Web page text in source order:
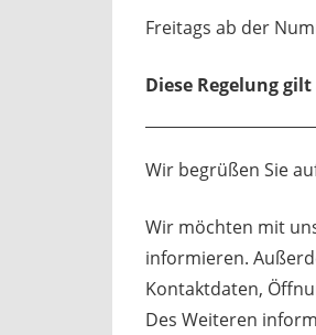
Freitags ab der
Diese Regelung
Wir begrüßen Sie
Wir möchten mit
informieren.
Kontaktdaten,
Des Weiteren